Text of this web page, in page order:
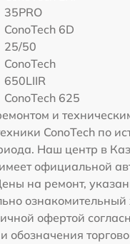
35PRO
ConoTech 6D
25/50
ConoTech
650LIIR
ConoTech 625
и
ConoTech по
Наш центр в
официальной
на ремонт,
ознакомительный
офертой
обозначения